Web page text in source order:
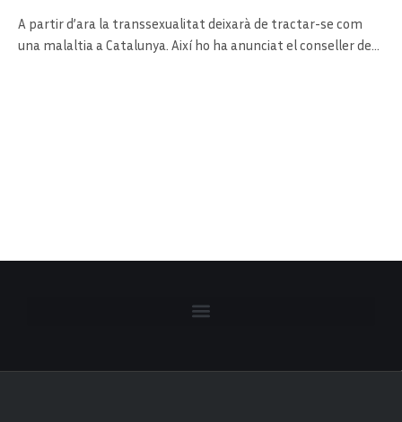
A partir d’ara la transsexualitat deixarà de tractar-se com
una malaltia a Catalunya. Així ho ha anunciat el conseller de…